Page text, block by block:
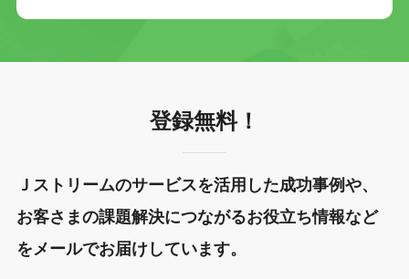
登録無料！
Ｊストリームのサービスを活用した成功事例や、
お客さまの課題解決につながるお役立ち情報など
をメールでお届けしています。